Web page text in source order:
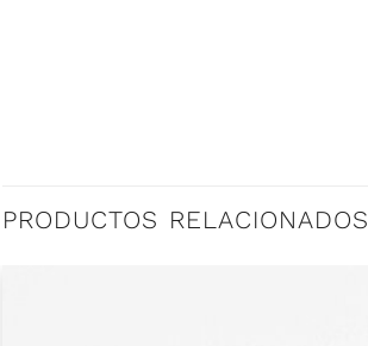
PRODUCTOS RELACIONADOS